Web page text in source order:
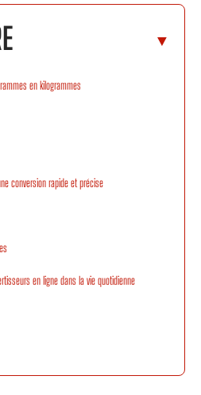
en kilogrammes
conversion rapide et précise
en ligne dans la vie quotidienne